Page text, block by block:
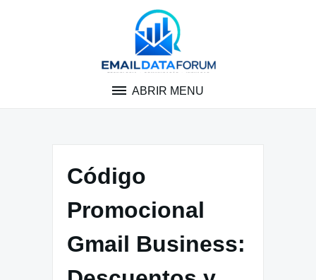
ABRIR MENU
Código
Promocional
Gmail Business: